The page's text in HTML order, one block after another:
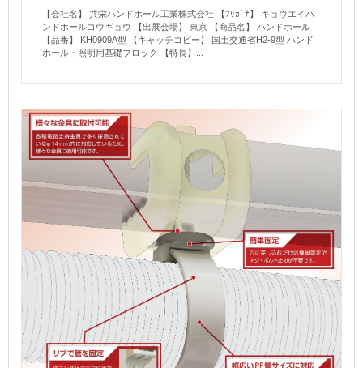
【会社名】 共栄ハンドホール工業株式会社 【ﾌﾘｶﾞﾅ】 キョウエイハ
ンドホールコウギョウ 【出展会場】 東京 【商品名】 ハンドホール
【品番】 KH0909A型 【キャッチコピー】 国土交通省H2-9型 ハンド
ホール・照明用基礎ブロック 【特長】...